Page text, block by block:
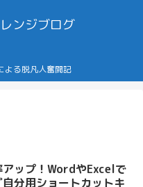
ンジブログ
よる脱凡人奮闘記
アップ！WordやExcelで
分用ショートカットキ